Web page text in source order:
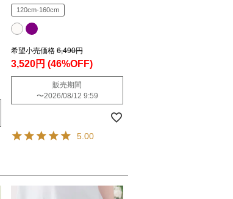
120cm-160cm
希望小売価格 6,490円
3,520円 (46%OFF)
販売期間
〜2026/08/12 9:59
5.00